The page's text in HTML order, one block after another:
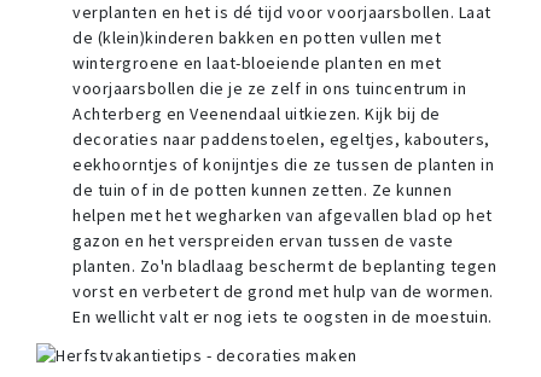
verplanten en het is dé tijd voor voorjaarsbollen. Laat
de (klein)kinderen bakken en potten vullen met
wintergroene en laat-bloeiende planten en met
voorjaarsbollen die je ze zelf in ons tuincentrum in
Achterberg en Veenendaal uitkiezen. Kijk bij de
decoraties naar paddenstoelen, egeltjes, kabouters,
eekhoorntjes of konijntjes die ze tussen de planten in
de tuin of in de potten kunnen zetten. Ze kunnen
helpen met het wegharken van afgevallen blad op het
gazon en het verspreiden ervan tussen de vaste
planten. Zo'n bladlaag beschermt de beplanting tegen
vorst en verbetert de grond met hulp van de wormen.
En wellicht valt er nog iets te oogsten in de moestuin.